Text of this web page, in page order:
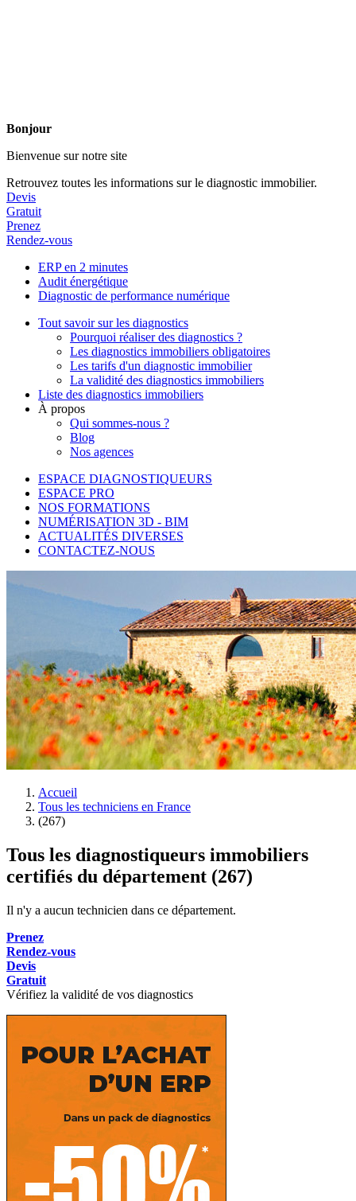
Bonjour
Bienvenue sur notre site
Retrouvez toutes les informations sur le diagnostic immobilier.
Devis
Gratuit
Prenez
Rendez-vous
ERP en 2 minutes
Audit énergétique
Diagnostic de performance numérique
Tout savoir sur les diagnostics
Pourquoi réaliser des diagnostics ?
Les diagnostics immobiliers obligatoires
Les tarifs d'un diagnostic immobilier
La validité des diagnostics immobiliers
Liste des diagnostics immobiliers
À propos
Qui sommes-nous ?
Blog
Nos agences
ESPACE DIAGNOSTIQUEURS
ESPACE PRO
NOS FORMATIONS
NUMÉRISATION 3D - BIM
ACTUALITÉS DIVERSES
CONTACTEZ-NOUS
Accueil
Tous les techniciens en France
(267)
Tous les diagnostiqueurs immobiliers
certifiés du département (267)
Il n'y a aucun technicien dans ce département.
Prenez
Rendez-vous
Devis
Gratuit
Vérifiez la validité de vos diagnostics